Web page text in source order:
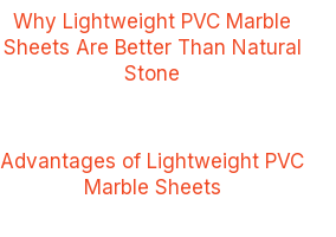
Why Lightweight PVC Marble
Sheets Are Better Than Natural
Stone
Advantages of Lightweight PVC
Marble Sheets